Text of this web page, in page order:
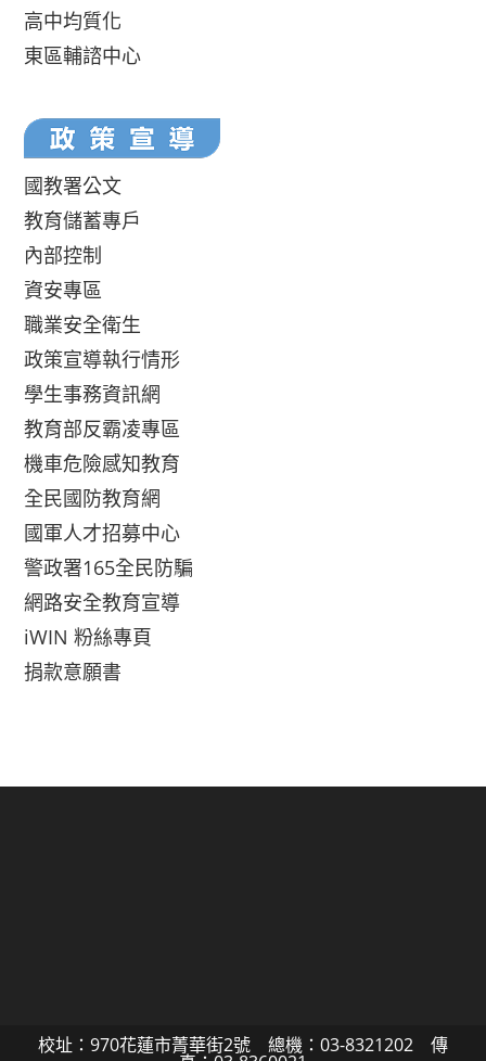
高中均質化
東區輔諮中心
國教署公文
教育儲蓄專戶
內部控制
資安專區
職業安全衛生
政策宣導執行情形
學生事務資訊網
教育部反霸凌專區
機車危險感知教育
全民國防教育網
國軍人才招募中心
警政署165全民防騙
網路安全教育宣導
iWIN 粉絲專頁
捐款意願書
校址：970花蓮市菁華街2號 總機：03-8321202 傳